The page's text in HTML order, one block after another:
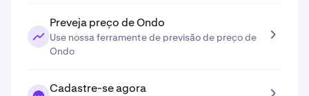
Preveja preço de Ondo
Use nossa ferramente de previsão de preço de
Ondo
Cadastre-se agora